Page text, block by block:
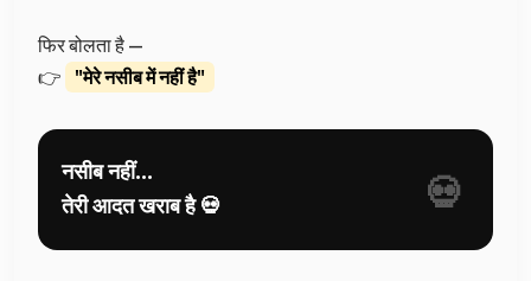
फिर बोलता है —
👉
"मेरे नसीब में नहीं है"
नसीब नहीं…
तेरी आदत खराब है 💀